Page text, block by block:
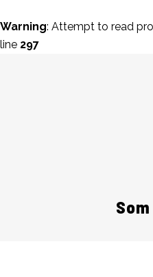
Warning: Attempt to read
line 297